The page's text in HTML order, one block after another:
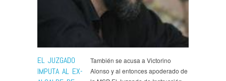
EL JUZGADO
IMPUTA AL EX-
También se acusa a Victorino
Alonso y al entonces apoderado de